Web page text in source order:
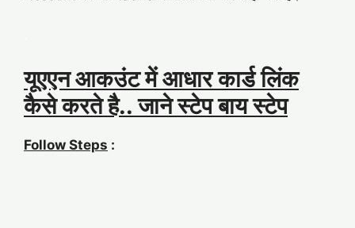
यूएएन आकउंट में आधार कार्ड लिंक
कैसे करते है.. जानेस्टेप बाय स्टेप
Follow Steps :